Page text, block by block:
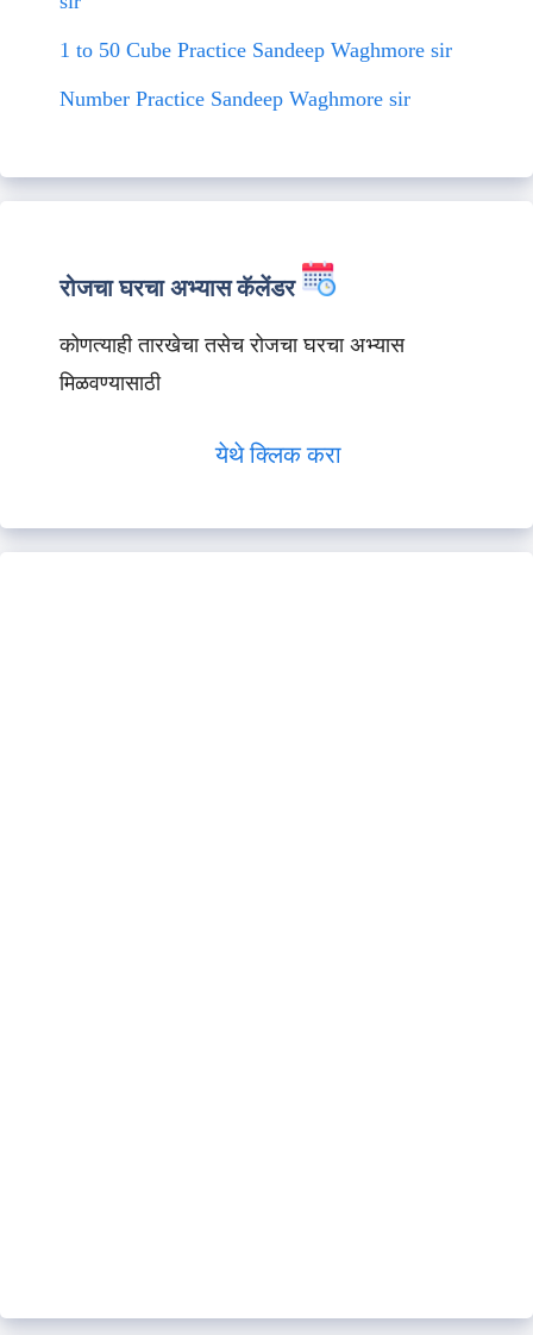
1 to 50 Cube Practice Sandeep Waghmore sir
Number Practice Sandeep Waghmore sir
रोजचा घरचा अभ्यास कॅलेंडर
कोणत्याही तारखेचा तसेच रोजचा घरचा अभ्यास
मिळवण्यासाठी
येथे क्लिक करा